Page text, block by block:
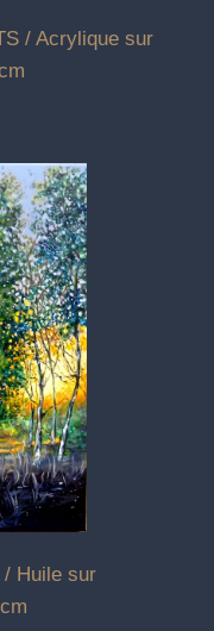
/ Acrylique sur
/ Huile sur